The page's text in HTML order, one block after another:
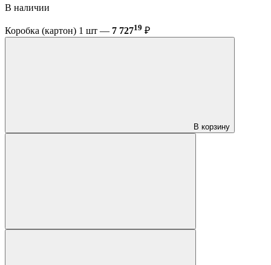
В наличии
Коробка (картон) 1 шт — 7 72719 ₽
В корзину